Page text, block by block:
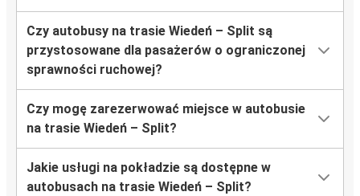
Czy autobusy na trasie Wiedeń – Split są
przystosowane dla pasażerów o ograniczonej
sprawności ruchowej?
Czy mogę zarezerwować miejsce w autobusie
na trasie Wiedeń – Split?
Jakie usługi na pokładzie są dostępne w
autobusach na trasie Wiedeń – Split?